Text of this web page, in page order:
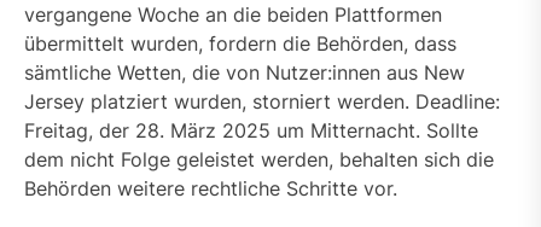
vergangene Woche an die beiden Plattformen
übermittelt wurden, fordern die Behörden, dass
sämtliche Wetten, die von Nutzer:innen aus New
Jersey platziert wurden, storniert werden. Deadline:
Freitag, der 28. März 2025 um Mitternacht. Sollte
dem nicht Folge geleistet werden, behalten sich die
Behörden weitere rechtliche Schritte vor.